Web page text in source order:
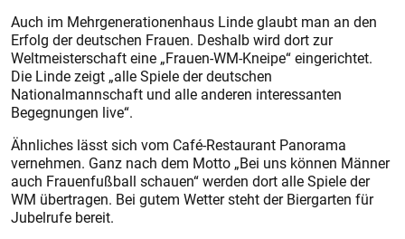
Auch im Mehrgenerationenhaus Linde glaubt man an den
Erfolg der deutschen Frauen. Deshalb wird dort zur
Weltmeisterschaft eine „Frauen-WM-Kneipe“ eingerichtet.
Die Linde zeigt „alle Spiele der deutschen
Nationalmannschaft und alle anderen interessanten
Begegnungen live“.
Ähnliches lässt sich vom Café-Restaurant Panorama
vernehmen. Ganz nach dem Motto „Bei uns können Männer
auch Frauenfußball schauen“ werden dort alle Spiele der
WM übertragen. Bei gutem Wetter steht der Biergarten für
Jubelrufe bereit.